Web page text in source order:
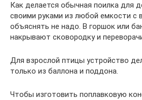
Как делается обычная поилка для
своими руками из любой емкости с
объяснять не надо. В горшок или
накрывают сковородку и
Для взрослой птицы устройство
только из баллона и поддона.
Чтобы изготовить поплавковую